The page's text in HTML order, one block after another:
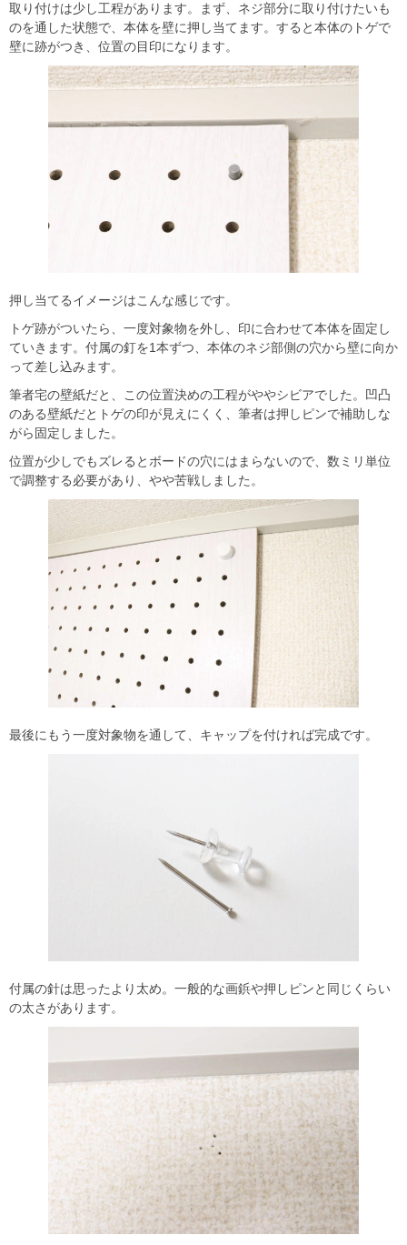
取り付けは少し工程があります。まず、ネジ部分に取り付けたいも
のを通した状態で、本体を壁に押し当てます。すると本体のトゲで
壁に跡がつき、位置の目印になります。
押し当てるイメージはこんな感じです。
トゲ跡がついたら、一度対象物を外し、印に合わせて本体を固定し
ていきます。付属の釘を1本ずつ、本体のネジ部側の穴から壁に向か
って差し込みます。
筆者宅の壁紙だと、この位置決めの工程がややシビアでした。凹凸
のある壁紙だとトゲの印が見えにくく、筆者は押しピンで補助しな
がら固定しました。
位置が少しでもズレるとボードの穴にはまらないので、数ミリ単位
で調整する必要があり、やや苦戦しました。
最後にもう一度対象物を通して、キャップを付ければ完成です。
付属の針は思ったより太め。一般的な画鋲や押しピンと同じくらい
の太さがあります。